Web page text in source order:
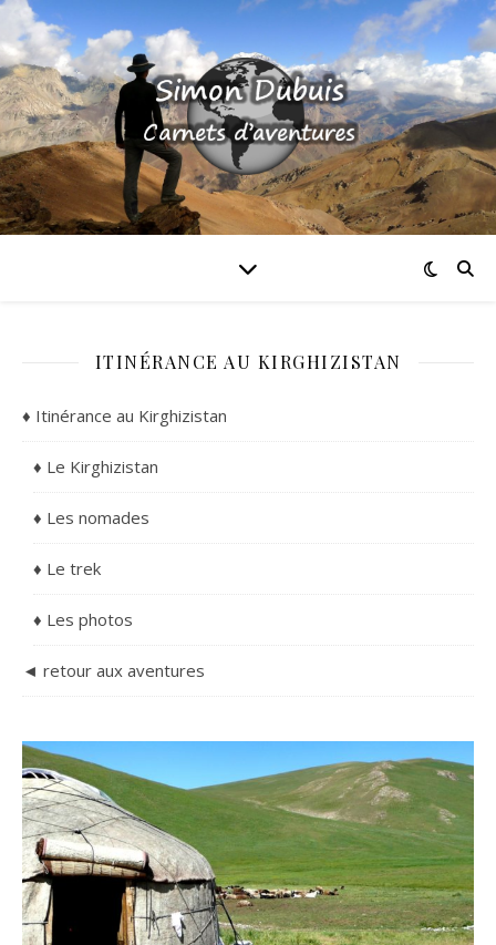
ITINÉRANCE AU KIRGHIZISTAN
♦ Itinérance au Kirghizistan
♦ Le Kirghizistan
♦ Les nomades
♦ Le trek
♦ Les photos
◄ retour aux aventures